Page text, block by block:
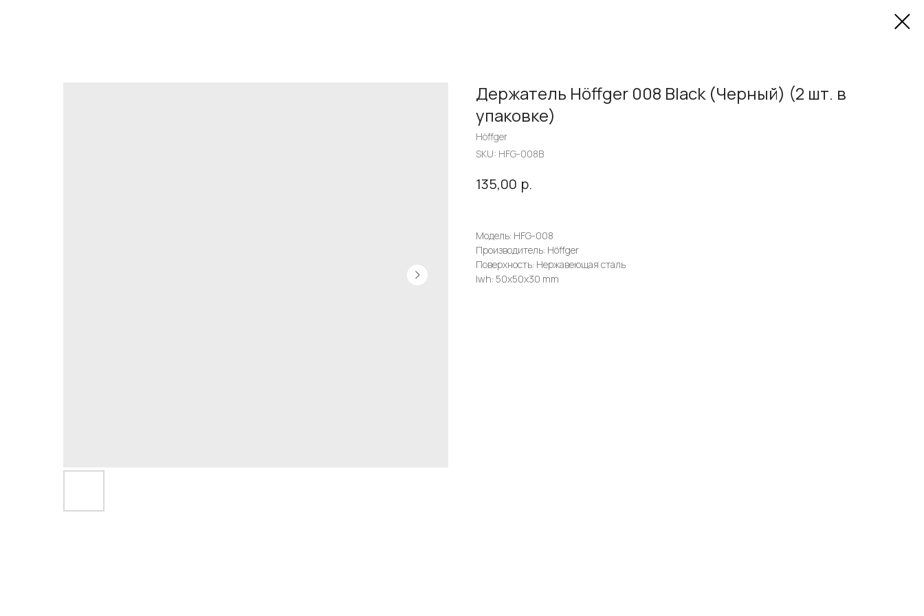
Держатель Höffger 008 Black (Черный) (2 шт. в
упаковке)
Höffger
SKU: HFG-008B
135,00 р.
Модель: HFG-008
Производитель: Höffger
Поверхность: Нержавеющая сталь
lwh: 50x50x30 mm